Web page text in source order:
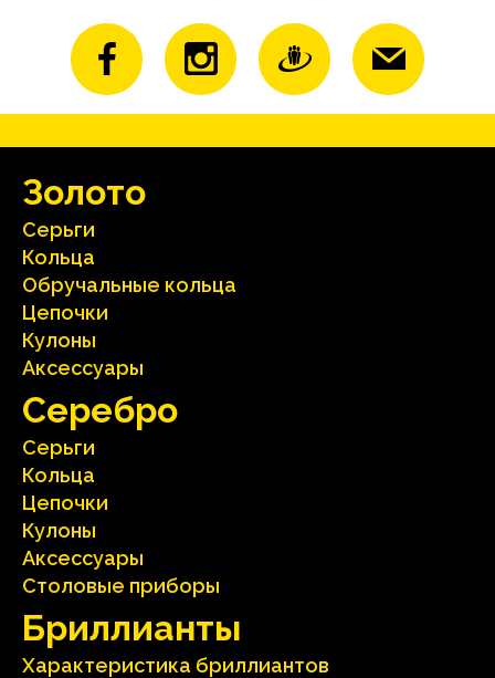
Зoлoтo
Серьги
Кольца
Oбручальные кольца
Цепочки
Кулоны
Аксесcуары
Серебрo
Серьги
Кольца
Цепочки
Кулоны
Аксесcуары
Столовые приборы
Бриллианты
Характеристика бриллиантoв